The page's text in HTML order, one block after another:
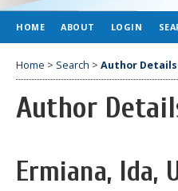
HOME ABOUT LOGIN
Home > Search > Author Details
Author
Ermiana, Ida,